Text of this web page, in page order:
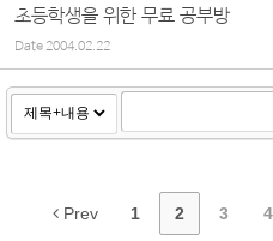
초등학생을 위한 무료 공부방
Date2004.02.22
Prev 1 2 3 4